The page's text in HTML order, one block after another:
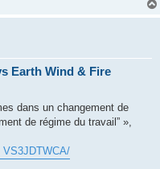
Earth Wind & Fire
dans un changement de
de régime du travail” »,
VS3JDTWCA/